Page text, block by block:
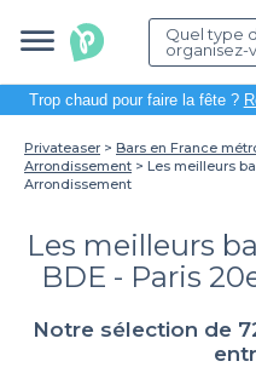
Quel type
organisez-
Trop chaud pour faire la fête ?
Privateaser Bars en France
Arrondissement
Les meilleurs
Arrondissement
Les meilleurs
BDE - Paris
Notre sélection de